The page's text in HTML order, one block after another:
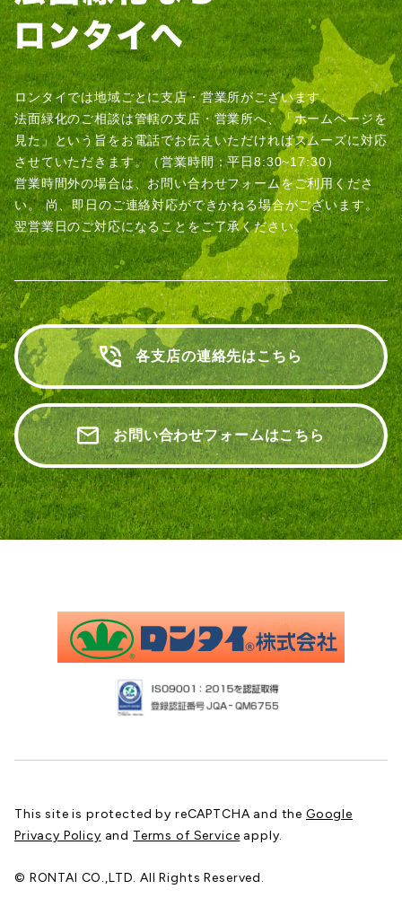
ロンタイでは地域ごとに支店・営業所がございます。
法面緑化のご相談は管轄の支店・営業所へ、「ホームページを
見た」という旨をお電話でお伝えいただければスムーズに対応
させていただきます。（営業時間：平日8:30~17:30）
営業時間外の場合は、お問い合わせフォームをご利用くださ
い。尚、即日のご連絡対応ができかねる場合がございます。
翌営業日のご対応になることをご了承ください。
各支店の連絡先はこちら
お問い合わせフォームはこちら
This site is protected by reCAPTCHA and the Google
Privacy Policy and Terms of Service apply.
© RONTAI CO.,LTD. All Rights Reserved.